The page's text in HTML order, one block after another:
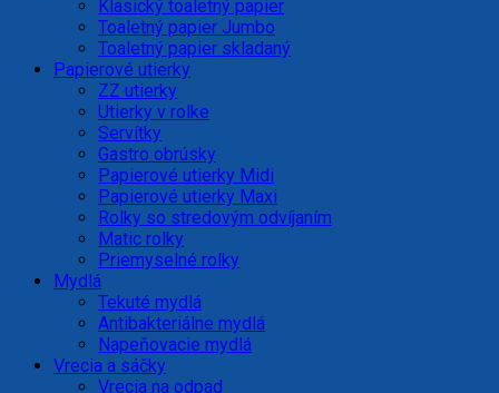
Klasický toaletný papier
Toaletný papier Jumbo
Toaletný papier skladaný
Papierové utierky
ZZ utierky
Utierky v rolke
Servítky
Gastro obrúsky
Papierové utierky Midi
Papierové utierky Maxi
Rolky so stredovým odvíjaním
Matic rolky
Priemyselné rolky
Mydlá
Tekuté mydlá
Antibakteriálne mydlá
Napeňovacie mydlá
Vrecia a sáčky
Vrecia na odpad